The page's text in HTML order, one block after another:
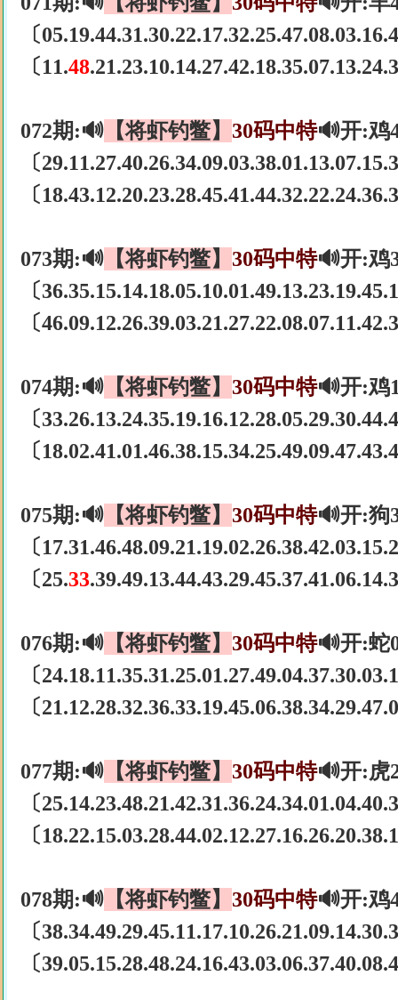
〔
〔11.48
072期:🔊 【将虾钓鳖】 30码中特🔊开:鸡
〔
〔
073期:🔊 【将虾钓鳖】 30码中特🔊开:鸡
〔
〔
074期:🔊 【将虾钓鳖】 30码中特🔊开:鸡
〔
〔
075期:🔊 【将虾钓鳖】 30码中特🔊开:狗
〔
〔25.33
076期:🔊 【将虾钓鳖】 30码中特🔊开:蛇
〔
〔
077期:🔊 【将虾钓鳖】 30码中特🔊开:虎
〔
〔
078期:🔊 【将虾钓鳖】 30码中特🔊开:鸡
〔
〔